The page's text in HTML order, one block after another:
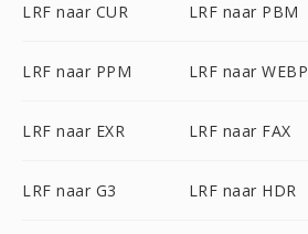
LRF naar CUR LRF naar PBM
LRF naar PPM LRF naar WEBP
LRF naar EXR LRF naar FAX
LRF naar G3 LRF naar HDR